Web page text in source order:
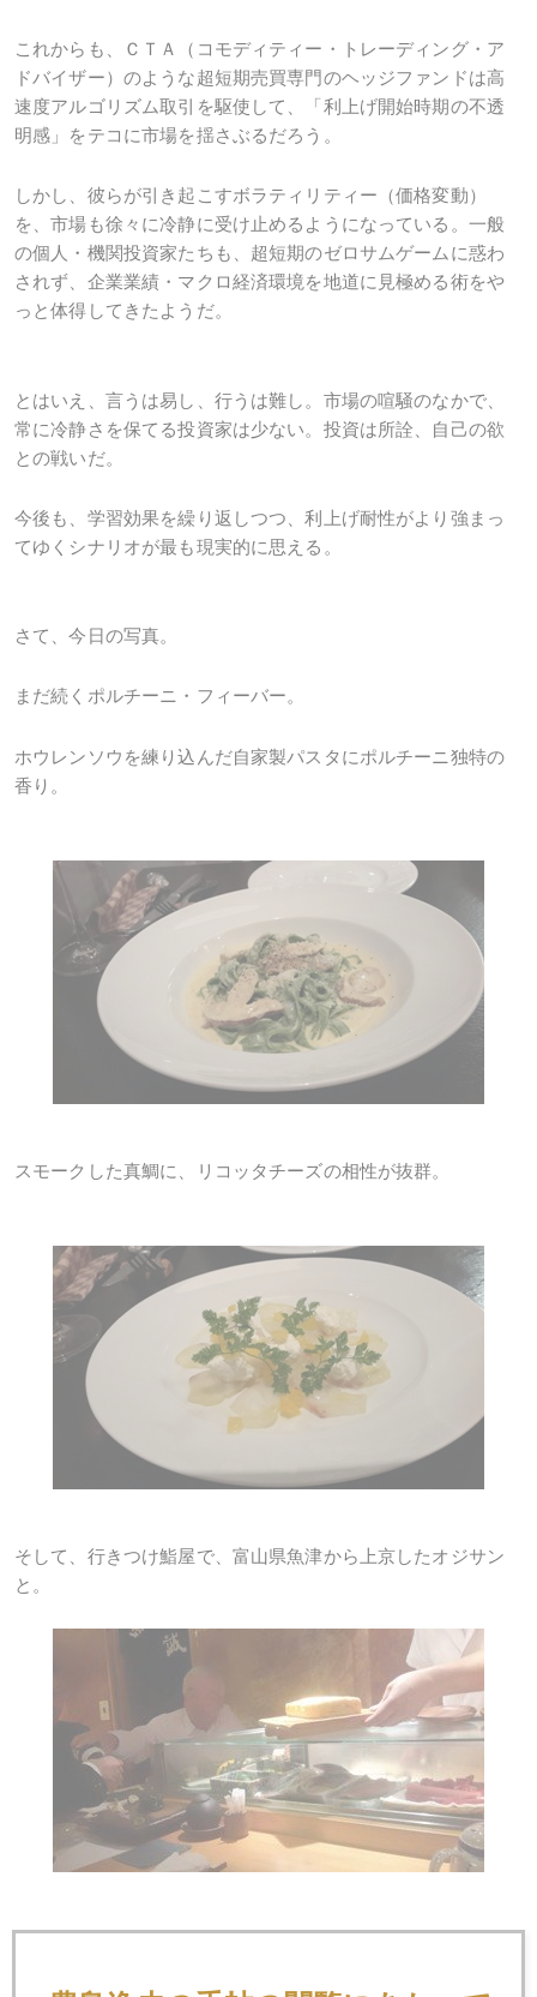
これからも、ＣＴＡ（コモディティー・トレーディング・ア
ドバイザー）のような超短期売買専門のヘッジファンドは高
速度アルゴリズム取引を駆使して、「利上げ開始時期の不透
明感」をテコに市場を揺さぶるだろう。
しかし、彼らが引き起こすボラティリティー（価格変動）
を、市場も徐々に冷静に受け止めるようになっている。一般
の個人・機関投資家たちも、超短期のゼロサムゲームに惑わ
されず、企業業績・マクロ経済環境を地道に見極める術をや
っと体得してきたようだ。
とはいえ、言うは易し、行うは難し。市場の喧騒のなかで、
常に冷静さを保てる投資家は少ない。投資は所詮、自己の欲
との戦いだ。
今後も、学習効果を繰り返しつつ、利上げ耐性がより強まっ
てゆくシナリオが最も現実的に思える。
さて、今日の写真。
まだ続くポルチーニ・フィーバー。
ホウレンソウを練り込んだ自家製パスタにポルチーニ独特の
香り。
スモークした真鯛に、リコッタチーズの相性が抜群。
そして、行きつけ鮨屋で、富山県魚津から上京したオジサン
と。
出来立て卵焼きの湯気が判別できるかな。口の中が火傷する